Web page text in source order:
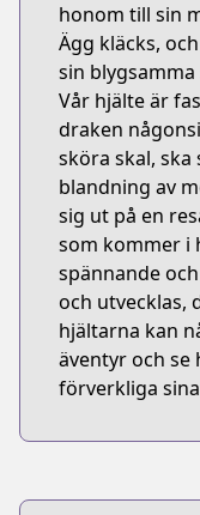
honom till sin
Ägg kläcks,
sin
Vår hjälte är
draken
sköra skal,
blandning av
sig ut på en
som kommer i
spännande
och utvecklas,
hjältarna kan
äventyr och
förverkliga